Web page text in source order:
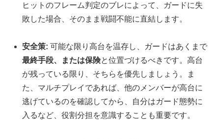
ヒットのフレーム判定のブレによって、ガードに失
敗した場合、そのまま戦闘不能に直結します。
安全策: 可能な限り高台を温存し、ガードはあくまで
最終手段、または保険と位置づけるべきです。高台
が残っている限り、そちらを優先しましょう。ま
た、マルチプレイであれば、他のメンバーが高台に
逃げているのを確認してから、自分はガード態勢に
入るなど、役割分担を意識することも重要です。